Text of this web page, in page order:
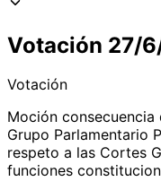
Votación 27/
Votación
Moción
Grupo Parlamentario
respeto a las Cortes
funciones